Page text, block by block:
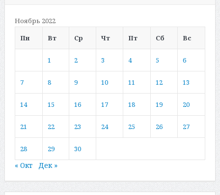
Ноябрь 2022
Пн
Вт Ср Чт Пт Сб Вс
1 2 3 4 5 6
7 8 9 10 11 12 13
14 15 16 17 18 19 20
21 22 23 24 25 26 27
28 29 30
« Окт Дек »